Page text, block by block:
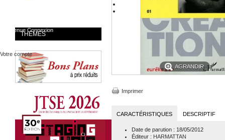
Bienvenue Connexion
Votre compte
THÈMES
AGRANDIR
Imprimer
CARACTÉRISTIQUES DESCRIPTIF
Date de parution : 18/05/2012
Éditeur : HARMATTAN